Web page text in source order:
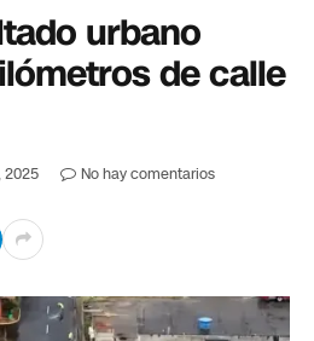
urbano
de calle
2025
No hay comentarios